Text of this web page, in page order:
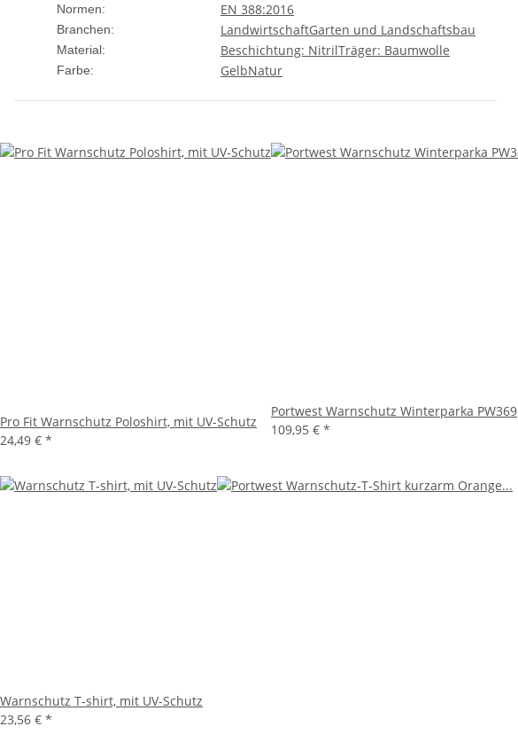
Normen: EN 388:2016
Branchen: LandwirtschaftGarten und Landschaftsbau
Material: Beschichtung: NitrilTräger: Baumwolle
Farbe: GelbNatur
Pro Fit Warnschutz Poloshirt, mit UV-Schutz
24,49 € *
Portwest Warnschutz Winterparka PW369
109,95 € *
Warnschutz T-shirt, mit UV-Schutz
23,56 € *